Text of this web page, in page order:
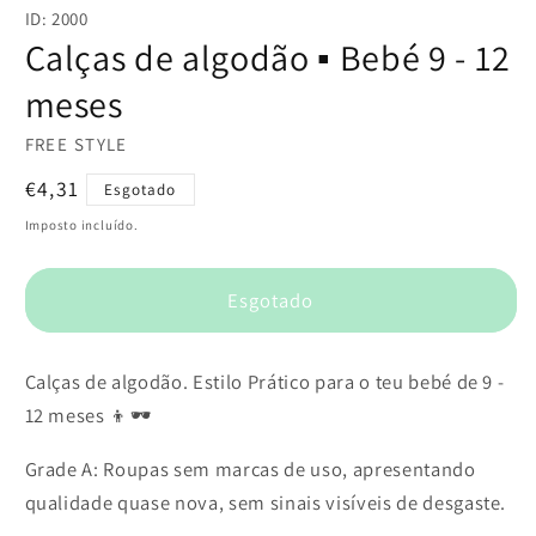
multimédia
em
modal
ID: 2000
Calças de algodão ▪️ Bebé 9 - 12
meses
FREE STYLE
Preço
normal
€4,31 Esgotado
Imposto incluído.
Esgotado
Calças de algodão. Estilo Prático para o teu bebé de 9 -
12 meses 👦🕶️
Grade A: Roupas sem marcas de uso, apresentando
qualidade quase nova, sem sinais visíveis de desgaste.